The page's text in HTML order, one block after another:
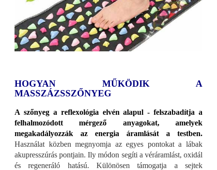
HOGYAN MŰKÖDIK A
MASSZÁZSSZŐNYEG
A szőnyeg a reflexológia elvén alapul - felszabadítja a
felhalmozódott mérgező anyagokat, amelyek
megakadályozzák az energia áramlását a testben.
Használat közben megnyomja az egyes pontokat a lábak
akupresszúrás pontjain. Ily módon segíti a véráramlást, oxidál
és regeneráló hatású. Különösen támogatja a sejtek